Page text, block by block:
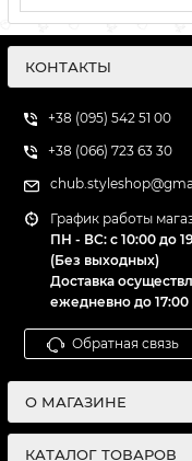
КОНТАКТЫ
+38 (095) 542 51 00
+38 (066) 723 63 30
График работы
ПН - ВС: с 10:00 до
(Без выходных)
Доставка
ежедневно до 17:00
Обратная связь
О МАГАЗИНЕ
КАТАЛОГ ТОВАРОВ